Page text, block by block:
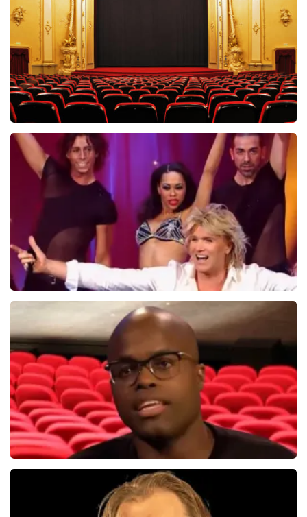
BEKIJKEN
Saturday Night Fever
60
BEKIJKEN
Hans Klok
314+ reviews
BEKIJKEN
Jandino Asporaat
499+reviews